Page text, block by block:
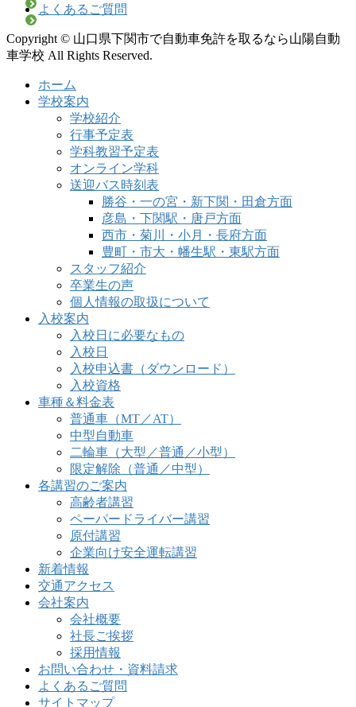
よくあるご質問
Copyright © 山口県下関市で自動車免許を取るなら山陽自動
車学校 All Rights Reserved.
ホーム
学校案内
学校紹介
行事予定表
学科教習予定表
オンライン学科
送迎バス時刻表
勝谷・一の宮・新下関・田倉方面
彦島・下関駅・唐戸方面
西市・菊川・小月・長府方面
豊町・市大・幡生駅・東駅方面
スタッフ紹介
卒業生の声
個人情報の取扱について
入校案内
入校日に必要なもの
入校日
入校申込書（ダウンロード）
入校資格
車種＆料金表
普通車（MT／AT）
中型自動車
二輪車（大型／普通／小型）
限定解除（普通／中型）
各講習のご案内
高齢者講習
ペーパードライバー講習
原付講習
企業向け安全運転講習
新着情報
交通アクセス
会社案内
会社概要
社長ご挨拶
採用情報
お問い合わせ・資料請求
よくあるご質問
サイトマップ